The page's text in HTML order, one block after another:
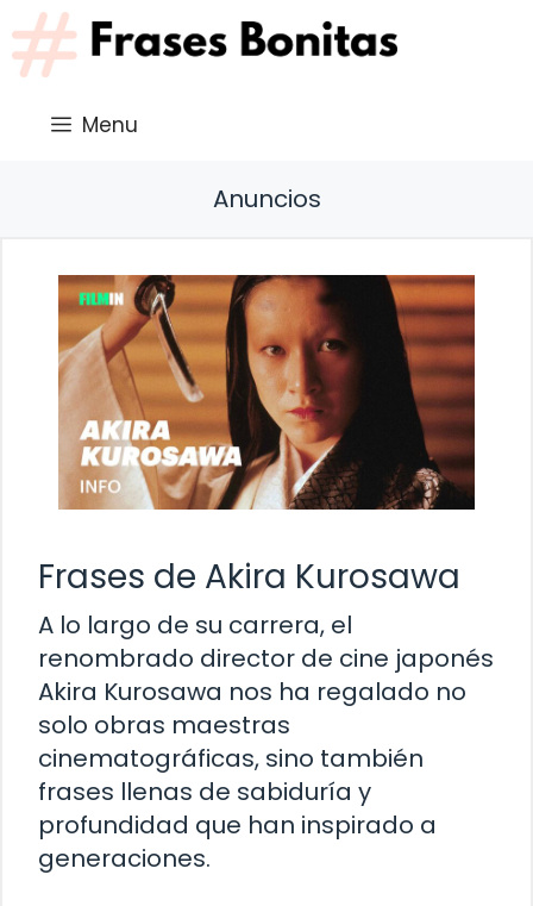
Saltar
al
contenido
Menu
Anuncios
Frases de Akira Kurosawa
A lo largo de su carrera, el
renombrado director de cine japonés
Akira Kurosawa nos ha regalado no
solo obras maestras
cinematográficas, sino también
frases llenas de sabiduría y
profundidad que han inspirado a
generaciones.